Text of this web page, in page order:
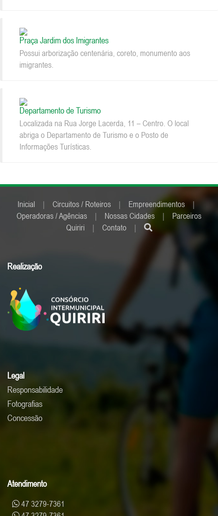
Praça Jardim dos Imigrantes
Possui arborização centenária, coreto, monumento aos
imigrantes.
Departamento de Turismo
Localizada na Rua Jorge Lacerda, 11 – Centro. O local
abriga o Departamento de Turismo e o Posto de
Informações Turísticas.
Inicial | Circuitos / Roteiros | Empreendimentos
|
Operadoras / Agências
| Nossas Cidades |
Parceiros
Quiriri
| Contato |
Realização
Legal
Responsabilidade
Fotografias
Concessão
Atendimento
47 3279-7361